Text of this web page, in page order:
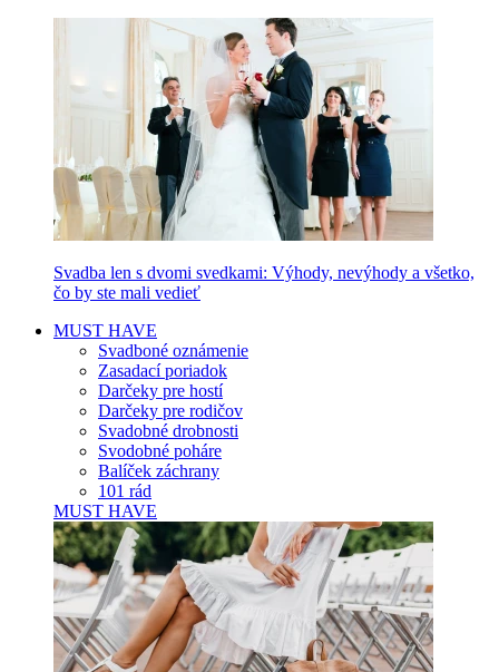
Svadba len s dvomi svedkami: Výhody, nevýhody a všetko,
čo by ste mali vedieť
MUST HAVE
Svadboné oznámenie
Zasadací poriadok
Darčeky pre hostí
Darčeky pre rodičov
Svadobné drobnosti
Svodobné poháre
Balíček záchrany
101 rád
MUST HAVE